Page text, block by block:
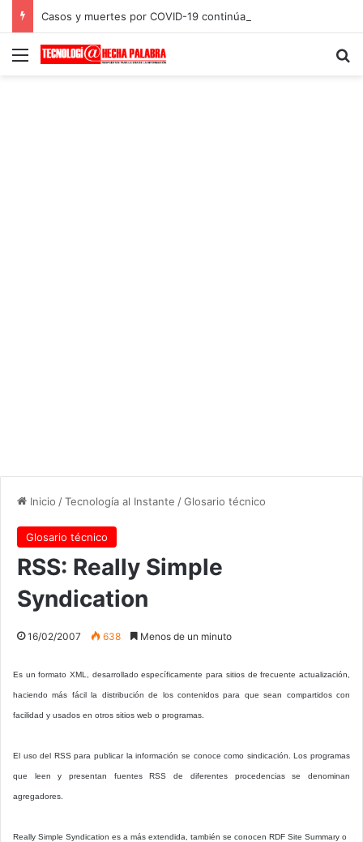
Menú
Inicio /Tecnología al Instante /Glosario técnico
Glosario técnico
RSS: Really Simple
Syndication
16/02/2007 638 Menos de un minuto
Es un formato XML, desarrollado específicamente para sitios de frecuente actualización,
haciendo más fácil la distribución de los contenidos para que sean compartidos con
facilidad y usados en otros sitios web o programas.
El uso del RSS para publicar la información se conoce como sindicación. Los programas
que leen y presentan fuentes RSS de diferentes procedencias se denominan
agregadores.
Really Simple Syndication es a más extendida, también se conocen RDF Site Summary o